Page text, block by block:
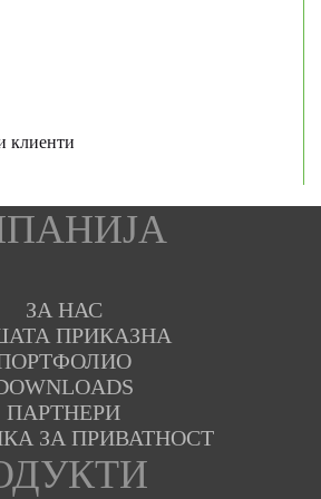
клиенти
ЗА НАС
ПРИКАЗНА
ПАРТНЕРИ
ЗА ПРИВАТНОСТ